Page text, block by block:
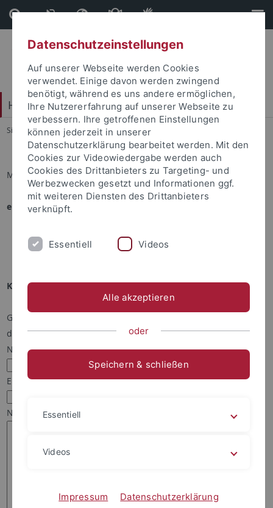
Direkt
zum
Inhalt
Direkt
zur
Fußleiste
Hochschulsport
Sie sind hier: Startseite ... Sportprogramm
Marvin Klein
eingesetzt in folgenden Angeboten:
Kajakexkursion Soca (Slo)
Kontakt mit Marvin Klein aufnehmen:
Geben Sie Ihren Namen und Ihre Email-Adresse an,
damit Marvin Klein Ihnen antworten kann.
Name:*
Email:*
Nachricht:*
Datenschutzeinstellungen
Auf unserer Webseite werden Cookies
verwendet. Einige davon werden zwingend
benötigt, während es uns andere ermöglichen,
Ihre Nutzererfahrung auf unserer Webseite zu
verbessern. Ihre getroffenen Einstellungen
können jederzeit in unserer
Datenschutzerklärung bearbeitet werden. Mit den
Cookies zur Videowiedergabe werden auch
Cookies des Drittanbieters zu Targeting- und
Werbezwecken gesetzt und Informationen ggf.
mit weiteren Diensten des Drittanbieters
verknüpft.
Essentiell Videos
Alle akzeptieren
oder
Speichern & schließen
Essentiell
Videos
Impressum Datenschutzerklärung